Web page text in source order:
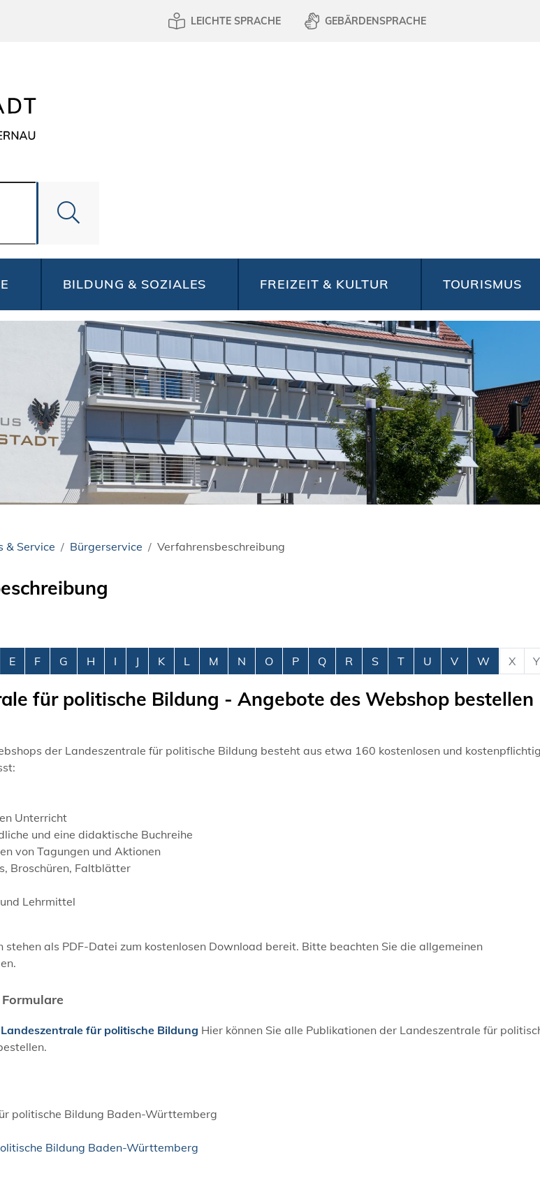
LEICHTE SPRACHE GEBÄRDENSPRACHE
BILDUNG & SOZIALES FREIZEIT & KULTUR TOURISMUS
& Service Bürgerservice Verfahrensbeschreibung
überspringen
E F G H I J K L M N O P Q R S T U V W X Y
für politische Bildung - Angebote des Webshop bestellen
der Landeszentrale für politische Bildung besteht aus etwa 160 kostenlosen und
Unterricht
und eine didaktische Buchreihe
von Tagungen und Aktionen
Broschüren, Faltblätter
Lehrmittel
stehen als PDF-Datei zum kostenlosen Download bereit. Bitte beachten Sie die allgemeinen
für politische Bildung Hier können Sie alle Publikationen der Landeszentrale für
politische Bildung Baden-Württemberg
Bildung Baden-Württemberg